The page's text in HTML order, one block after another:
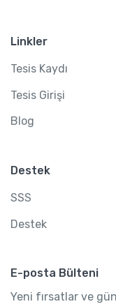
Linkler
Tesis Kaydı
Tesis Girişi
Blog
Destek
SSS
Destek
E-posta Bülteni
Yeni fırsatlar ve